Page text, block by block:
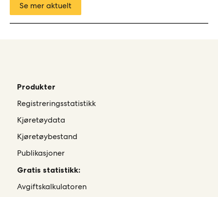
Se mer aktuelt
Produkter
Registreringsstatistikk
Kjøretøydata
Kjøretøybestand
Publikasjoner
Gratis statistikk:
Avgiftskalkulatoren